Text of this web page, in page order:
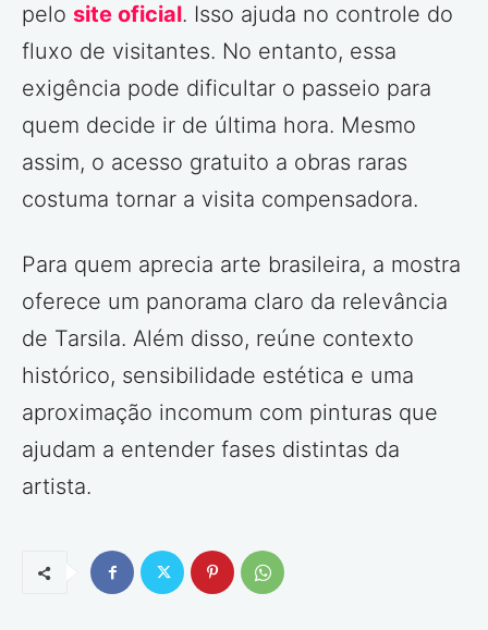
pelo site oficial. Isso ajuda no controle do
fluxo de visitantes. No entanto, essa
exigência pode dificultar o passeio para
quem decide ir de última hora. Mesmo
assim, o acesso gratuito a obras raras
costuma tornar a visita compensadora.
Para quem aprecia arte brasileira, a mostra
oferece um panorama claro da relevância
de Tarsila. Além disso, reúne contexto
histórico, sensibilidade estética e uma
aproximação incomum com pinturas que
ajudam a entender fases distintas da
artista.